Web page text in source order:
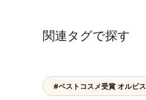
関連タグで探す
#ベストコスメ受賞 オルビス